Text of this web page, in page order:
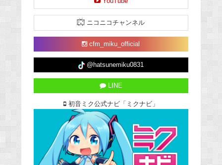
ニコニコチャンネル
cfm_miku_official
@hatsunemiku0831
LINE
初音ミク公式ナビ「ミクナビ」